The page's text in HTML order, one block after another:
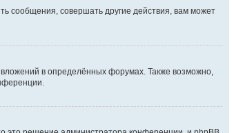
сообщения, совершать другие действия, вам может
в определённых форумах. Также возможно,